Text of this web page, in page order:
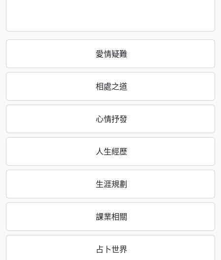
愛情疑難
相處之道
心情抒發
人生經歷
生涯規劃
課業相關
占卜世界